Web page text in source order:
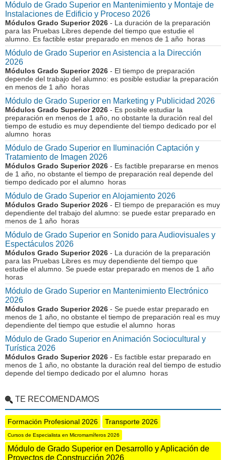
Módulo de Grado Superior en Mantenimiento y Montaje de
Instalaciones de Edificio y Proceso 2026
Módulos Grado Superior 2026 - La duración de la preparación
para las Pruebas Libres depende del tiempo que estudie el
alumno. Es factible estar preparado en menos de 1 año horas
Módulo de Grado Superior en Asistencia a la Dirección
2026
Módulos Grado Superior 2026 - El tiempo de preparación
depende del trabajo del alumno: es posible estudiar la preparación
en menos de 1 año horas
Módulo de Grado Superior en Marketing y Publicidad 2026
Módulos Grado Superior 2026 - Es posible estudiar la
preparación en menos de 1 año, no obstante la duración real del
tiempo de estudio es muy dependiente del tiempo dedicado por el
alumno horas
Módulo de Grado Superior en Iluminación Captación y
Tratamiento de Imagen 2026
Módulos Grado Superior 2026 - Es factible prepararse en menos
de 1 año, no obstante el tiempo de preparación real depende del
tiempo dedicado por el alumno horas
Módulo de Grado Superior en Alojamiento 2026
Módulos Grado Superior 2026 - El tiempo de preparación es muy
dependiente del trabajo del alumno: se puede estar preparado en
menos de 1 año horas
Módulo de Grado Superior en Sonido para Audiovisuales y
Espectáculos 2026
Módulos Grado Superior 2026 - La duración de la preparación
para las Pruebas Libres es muy dependiente del tiempo que
estudie el alumno. Se puede estar preparado en menos de 1 año
horas
Módulo de Grado Superior en Mantenimiento Electrónico
2026
Módulos Grado Superior 2026 - Se puede estar preparado en
menos de 1 año, no obstante el tiempo de preparación real es muy
dependiente del tiempo que estudie el alumno horas
Módulo de Grado Superior en Animación Sociocultural y
Turística 2026
Módulos Grado Superior 2026 - Es factible estar preparado en
menos de 1 año, no obstante la duración real del tiempo de estudio
depende del tiempo dedicado por el alumno horas
TE RECOMENDAMOS
Formación Profesional 2026 Transporte 2026
Cursos de Especialista en Micromamíferos 2026
Módulo de Grado Superior en Desarrollo y Aplicación de
Proyectos de Construcción 2026